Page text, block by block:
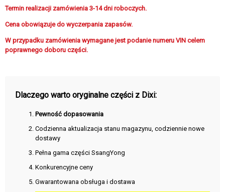
Termin realizacji zamówienia 3-14 dni roboczych.
Cena obowiązuje do wyczerpania zapasów.
W przypadku zamówienia wymagane jest podanie numeru VIN celem
poprawnego doboru części.
Dlaczego warto oryginalne części z Dixi:
Pewność dopasowania
Codzienna aktualizacja stanu magazynu, codziennie nowe
dostawy
Pełna gama części SsangYong
Konkurencyjne ceny
Gwarantowana obsługa i dostawa